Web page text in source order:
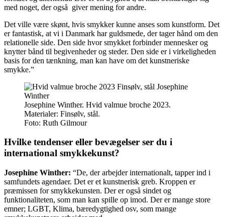
med noget, der også giver mening for andre.
Det ville være skønt, hvis smykker kunne anses som kunstform. Det
er fantastisk, at vi i Danmark har guldsmede, der tager hånd om den
relationelle side. Den side hvor smykket forbinder mennesker og
knytter bånd til begivenheder og steder. Den side er i virkeligheden
basis for den tænkning, man kan have om det kunstneriske
smykke.”
Josephine Winther. Hvid valmue broche 2023.
Materialer: Finsølv, stål.
Foto: Ruth Gilmour
Hvilke tendenser eller bevægelser ser du i
international smykkekunst?
Josephine Winther: “De, der arbejder internationalt, tapper ind i
samfundets agendaer. Det er et kunstnerisk greb. Kroppen er
præmissen for smykkekunsten. Der er også sindet og
funktionaliteten, som man kan spille op imod. Der er mange store
emner; LGBT, Klima, bæredygtighed osv, som mange